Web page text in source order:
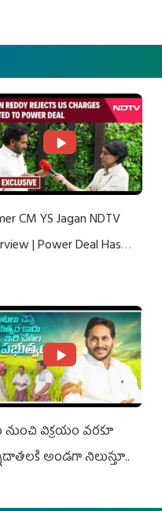
CM YS Jagan NDTV
| Power Deal Has
నుంచి విక్రయం వరకూ
అండగా నిలుస్తూ..